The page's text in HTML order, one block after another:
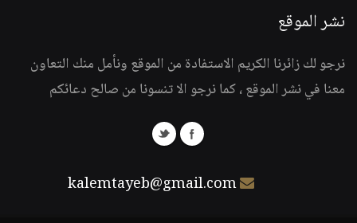
نشر الموقع
نرجو لك زائرنا الكريم الاستفادة من الموقع ونأمل منك التعاون
معنا في نشر الموقع ، كما نرجو الا تنسونا من صالح دعائكم
kalemtayeb@gmail.com